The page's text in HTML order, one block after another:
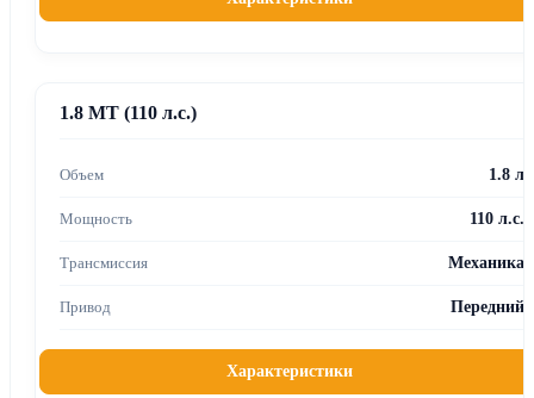
1.8 MT (110 л.с.)
1.8 л
110 л.с.
Механика
Передний
Характеристики